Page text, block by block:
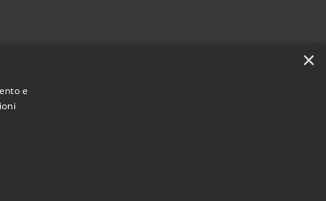
• Powered by
×
e